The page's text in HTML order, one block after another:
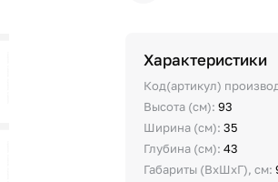
Характеристики
Код(артикул)
Высота (см):93
Ширина (см):35
Глубина (см):43
Габариты (ВхШхГ), см: